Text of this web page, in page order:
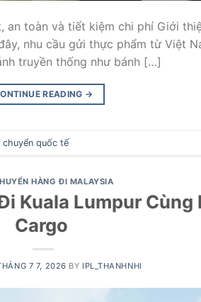
an toàn và tiết kiệm chi phí Giới
nhu cầu gửi thực phẩm từ Việt
truyền thống như bánh […]
READING →
chuyển quốc tế
HÀNG ĐI MALAYSIA
Kuala Lumpur Cùng
Cargo
7 7, 2026 BY IPL_THANHNHI